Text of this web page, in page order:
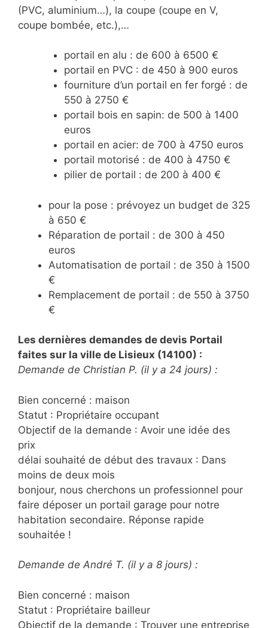
(PVC, aluminium…), la coupe (coupe en V,
coupe bombée, etc.),…
portail en alu : de 600 à 6500 €
portail en PVC : de 450 à 900 euros
fourniture d’un portail en fer forgé : de
550 à 2750 €
portail bois en sapin: de 500 à 1400
euros
portail en acier: de 700 à 4750 euros
portail motorisé : de 400 à 4750 €
pilier de portail : de 200 à 400 €
pour la pose : prévoyez un budget de 325
à 650 €
Réparation de portail : de 300 à 450
euros
Automatisation de portail : de 350 à 1500
€
Remplacement de portail : de 550 à 3750
€
Les dernières demandes de devis Portail
faites sur la ville de Lisieux (14100) :
Demande de Christian P. (il y a 24 jours) :
Bien concerné : maison
Statut : Propriétaire occupant
Objectif de la demande : Avoir une idée des
prix
délai souhaité de début des travaux : Dans
moins de deux mois
bonjour, nous cherchons un professionnel pour
faire déposer un portail garage pour notre
habitation secondaire. Réponse rapide
souhaitée !
Demande de André T. (il y a 8 jours) :
Bien concerné : maison
Statut : Propriétaire bailleur
Objectif de la demande : Trouver une entreprise